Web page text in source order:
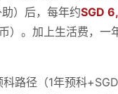
）后，每年约SGD
）。加上生活费，一
路径（1年预科